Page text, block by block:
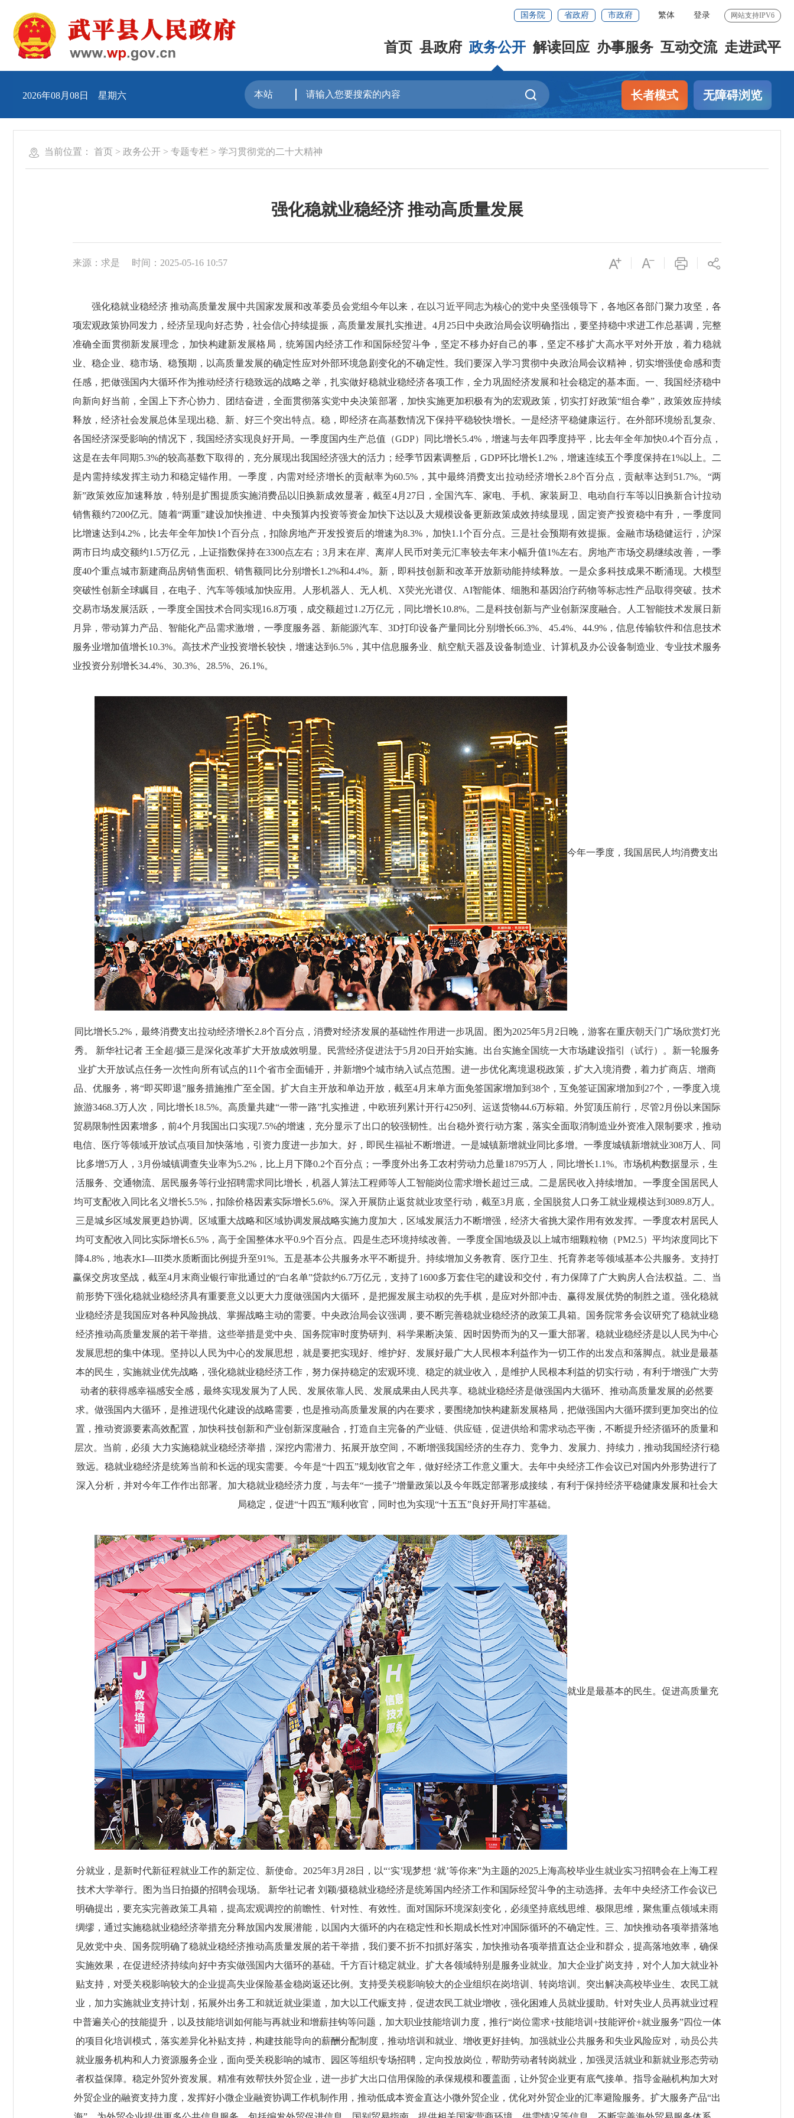
国务院 省政府 市政府 繁体 登录 网站支持IPV6
首页 县政府 政务公开 解读回应 办事服务 互动交流 走进武平
2026年08月08日 星期六 长者模式 无障碍浏览
当前位置： 首页 > 政务公开 > 专题专栏 > 学习贯彻党的二十大精神
强化稳就业稳经济 推动高质量发展
来源：求是 时间：2025-05-16 10:57
强化稳就业稳经济 推动高质量发展中共国家发展和改革委员会党组今年以来，在以习近平同志为核心的党中央坚强领导下，各地区各部门聚力攻坚，各
项宏观政策协同发力，经济呈现向好态势，社会信心持续提振，高质量发展扎实推进。4月25日中央政治局会议明确指出，要坚持稳中求进工作总基调，完整
准确全面贯彻新发展理念，加快构建新发展格局，统筹国内经济工作和国际经贸斗争，坚定不移办好自己的事，坚定不移扩大高水平对外开放，着力稳就
业、稳企业、稳市场、稳预期，以高质量发展的确定性应对外部环境急剧变化的不确定性。我们要深入学习贯彻中央政治局会议精神，切实增强使命感和责
任感，把做强国内大循环作为推动经济行稳致远的战略之举，扎实做好稳就业稳经济各项工作，全力巩固经济发展和社会稳定的基本面。一、我国经济稳中
向新向好当前，全国上下齐心协力、团结奋进，全面贯彻落实党中央决策部署，加快实施更加积极有为的宏观政策，切实打好政策“组合拳”，政策效应持续
释放，经济社会发展总体呈现出稳、新、好三个突出特点。稳，即经济在高基数情况下保持平稳较快增长。一是经济平稳健康运行。在外部环境纷乱复杂、
各国经济深受影响的情况下，我国经济实现良好开局。一季度国内生产总值（GDP）同比增长5.4%，增速与去年四季度持平，比去年全年加快0.4个百分点，
这是在去年同期5.3%的较高基数下取得的，充分展现出我国经济强大的活力；经季节因素调整后，GDP环比增长1.2%，增速连续五个季度保持在1%以上。二
是内需持续发挥主动力和稳定锚作用。一季度，内需对经济增长的贡献率为60.5%，其中最终消费支出拉动经济增长2.8个百分点，贡献率达到51.7%。“两
新”政策效应加速释放，特别是扩围提质实施消费品以旧换新成效显著，截至4月27日，全国汽车、家电、手机、家装厨卫、电动自行车等以旧换新合计拉动
销售额约7200亿元。随着“两重”建设加快推进、中央预算内投资等资金加快下达以及大规模设备更新政策成效持续显现，固定资产投资稳中有升，一季度同
比增速达到4.2%，比去年全年加快1个百分点，扣除房地产开发投资后的增速为8.3%，加快1.1个百分点。三是社会预期有效提振。金融市场稳健运行，沪深
两市日均成交额约1.5万亿元，上证指数保持在3300点左右；3月末在岸、离岸人民币对美元汇率较去年末小幅升值1%左右。房地产市场交易继续改善，一季
度40个重点城市新建商品房销售面积、销售额同比分别增长1.2%和4.4%。新，即科技创新和改革开放新动能持续释放。一是众多科技成果不断涌现。大模型
突破性创新全球瞩目，在电子、汽车等领域加快应用。人形机器人、无人机、X荧光光谱仪、AI智能体、细胞和基因治疗药物等标志性产品取得突破。技术
交易市场发展活跃，一季度全国技术合同实现16.8万项，成交额超过1.2万亿元，同比增长10.8%。二是科技创新与产业创新深度融合。人工智能技术发展日新
月异，带动算力产品、智能化产品需求激增，一季度服务器、新能源汽车、3D打印设备产量同比分别增长66.3%、45.4%、44.9%，信息传输软件和信息技术
服务业增加值增长10.3%。高技术产业投资增长较快，增速达到6.5%，其中信息服务业、航空航天器及设备制造业、计算机及办公设备制造业、专业技术服务
业投资分别增长34.4%、30.3%、28.5%、26.1%。
今年一季度，我国居民人均消费支出
同比增长5.2%，最终消费支出拉动经济增长2.8个百分点，消费对经济发展的基础性作用进一步巩固。图为2025年5月2日晚，游客在重庆朝天门广场欣赏灯光
秀。 新华社记者 王全超/摄三是深化改革扩大开放成效明显。民营经济促进法于5月20日开始实施。出台实施全国统一大市场建设指引（试行）。新一轮服务
业扩大开放试点任务一次性向所有试点的11个省市全面铺开，并新增9个城市纳入试点范围。进一步优化离境退税政策，扩大入境消费，着力扩商店、增商
品、优服务，将“即买即退”服务措施推广至全国。扩大自主开放和单边开放，截至4月末单方面免签国家增加到38个，互免签证国家增加到27个，一季度入境
旅游3468.3万人次，同比增长18.5%。高质量共建“一带一路”扎实推进，中欧班列累计开行4250列、运送货物44.6万标箱。外贸顶压前行，尽管2月份以来国际
贸易限制性因素增多，前4个月我国出口实现7.5%的增速，充分显示了出口的较强韧性。出台稳外资行动方案，落实全面取消制造业外资准入限制要求，推动
电信、医疗等领域开放试点项目加快落地，引资力度进一步加大。好，即民生福祉不断增进。一是城镇新增就业同比多增。一季度城镇新增就业308万人、同
比多增5万人，3月份城镇调查失业率为5.2%，比上月下降0.2个百分点；一季度外出务工农村劳动力总量18795万人，同比增长1.1%。市场机构数据显示，生
活服务、交通物流、居民服务等行业招聘需求同比增长，机器人算法工程师等人工智能岗位需求增长超过三成。二是居民收入持续增加。一季度全国居民人
均可支配收入同比名义增长5.5%，扣除价格因素实际增长5.6%。深入开展防止返贫就业攻坚行动，截至3月底，全国脱贫人口务工就业规模达到3089.8万人。
三是城乡区域发展更趋协调。区域重大战略和区域协调发展战略实施力度加大，区域发展活力不断增强，经济大省挑大梁作用有效发挥。一季度农村居民人
均可支配收入同比实际增长6.5%，高于全国整体水平0.9个百分点。四是生态环境持续改善。一季度全国地级及以上城市细颗粒物（PM2.5）平均浓度同比下
降4.8%，地表水I—III类水质断面比例提升至91%。五是基本公共服务水平不断提升。持续增加义务教育、医疗卫生、托育养老等领域基本公共服务。支持打
赢保交房攻坚战，截至4月末商业银行审批通过的“白名单”贷款约6.7万亿元，支持了1600多万套住宅的建设和交付，有力保障了广大购房人合法权益。二、当
前形势下强化稳就业稳经济具有重要意义以更大力度做强国内大循环，是把握发展主动权的先手棋，是应对外部冲击、赢得发展优势的制胜之道。强化稳就
业稳经济是我国应对各种风险挑战、掌握战略主动的需要。中央政治局会议强调，要不断完善稳就业稳经济的政策工具箱。国务院常务会议研究了稳就业稳
经济推动高质量发展的若干举措。这些举措是党中央、国务院审时度势研判、科学果断决策、因时因势而为的又一重大部署。稳就业稳经济是以人民为中心
发展思想的集中体现。坚持以人民为中心的发展思想，就是要把实现好、维护好、发展好最广大人民根本利益作为一切工作的出发点和落脚点。就业是最基
本的民生，实施就业优先战略，强化稳就业稳经济工作，努力保持稳定的宏观环境、稳定的就业收入，是维护人民根本利益的切实行动，有利于增强广大劳
动者的获得感幸福感安全感，最终实现发展为了人民、发展依靠人民、发展成果由人民共享。稳就业稳经济是做强国内大循环、推动高质量发展的必然要
求。做强国内大循环，是推进现代化建设的战略需要，也是推动高质量发展的内在要求，要围绕加快构建新发展格局，把做强国内大循环摆到更加突出的位
置，推动资源要素高效配置，加快科技创新和产业创新深度融合，打造自主完备的产业链、供应链，促进供给和需求动态平衡，不断提升经济循环的质量和
层次。当前，必须 大力实施稳就业稳经济举措，深挖内需潜力、拓展开放空间，不断增强我国经济的生存力、竞争力、发展力、持续力，推动我国经济行稳
致远。稳就业稳经济是统筹当前和长远的现实需要。今年是“十四五”规划收官之年，做好经济工作意义重大。去年中央经济工作会议已对国内外形势进行了
深入分析，并对今年工作作出部署。加大稳就业稳经济力度，与去年“一揽子”增量政策以及今年既定部署形成接续，有利于保持经济平稳健康发展和社会大
局稳定，促进“十四五”顺利收官，同时也为实现“十五五”良好开局打牢基础。
就业是最基本的民生。促进高质量充
分就业，是新时代新征程就业工作的新定位、新使命。2025年3月28日，以“‘实’现梦想 ‘就’等你来”为主题的2025上海高校毕业生就业实习招聘会在上海工程
技术大学举行。图为当日拍摄的招聘会现场。 新华社记者 刘颖/摄稳就业稳经济是统筹国内经济工作和国际经贸斗争的主动选择。去年中央经济工作会议已
明确提出，要充实完善政策工具箱，提高宏观调控的前瞻性、针对性、有效性。面对国际环境深刻变化，必须坚持底线思维、极限思维，聚焦重点领域未雨
绸缪，通过实施稳就业稳经济举措充分释放国内发展潜能，以国内大循环的内在稳定性和长期成长性对冲国际循环的不确定性。三、加快推动各项举措落地
见效党中央、国务院明确了稳就业稳经济推动高质量发展的若干举措，我们要不折不扣抓好落实，加快推动各项举措直达企业和群众，提高落地效率，确保
实施效果，在促进经济持续向好中夯实做强国内大循环的基础。千方百计稳定就业。扩大各领域特别是服务业就业。加大企业扩岗支持，对个人加大就业补
贴支持，对受关税影响较大的企业提高失业保险基金稳岗返还比例。支持受关税影响较大的企业组织在岗培训、转岗培训。突出解决高校毕业生、农民工就
业，加力实施就业支持计划，拓展外出务工和就近就业渠道，加大以工代赈支持，促进农民工就业增收，强化困难人员就业援助。针对失业人员再就业过程
中普遍关心的技能提升，以及技能培训如何能与再就业和增薪挂钩等问题，加大职业技能培训力度，推行“岗位需求+技能培训+技能评价+就业服务”四位一体
的项目化培训模式，落实差异化补贴支持，构建技能导向的薪酬分配制度，推动培训和就业、增收更好挂钩。加强就业公共服务和失业风险应对，动员公共
就业服务机构和人力资源服务企业，面向受关税影响的城市、园区等组织专场招聘，定向投放岗位，帮助劳动者转岗就业，加强灵活就业和新就业形态劳动
者权益保障。稳定外贸外资发展。精准有效帮扶外贸企业，进一步扩大出口信用保险的承保规模和覆盖面，让外贸企业更有底气接单。指导金融机构加大对
外贸企业的融资支持力度，发挥好小微企业融资协调工作机制作用，推动低成本资金直达小微外贸企业，优化对外贸企业的汇率避险服务。扩大服务产品“出